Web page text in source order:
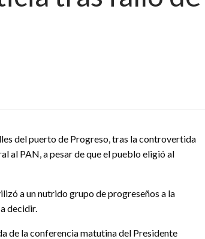
del puerto de Progreso, tras la controvertida
al PAN, a pesar de que el pueblo eligió al
a un nutrido grupo de progreseños a la
decidir.
de la conferencia matutina del Presidente